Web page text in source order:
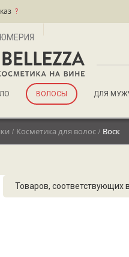
?
ВОЛОСЫ ДЛЯ
/ Косметика для волос / Воск
Товаров, соответствующих